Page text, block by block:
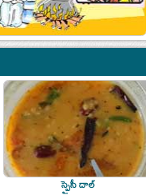
స్పైసీ దాల్